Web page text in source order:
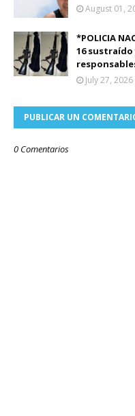
August 01,
*POLICIA
16
July 27, 2026
PUBLICAR UN
0 Comentarios